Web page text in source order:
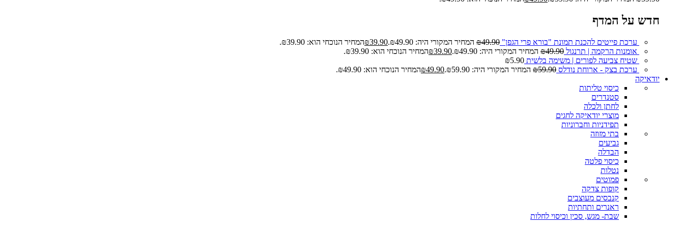
חדש על המדף
ערכת פייטים להכנת תמונת "בורא פרי הגפן" ₪49.90 המחיר המקורי היה: ₪49.90. ₪39.90
המחיר הנוכחי הוא: ₪39.90.
אומנות הרקמה | תרנגול
₪49.90 המחיר המקורי היה: ₪49.90. ₪39.90
המחיר הנוכחי הוא: ₪39.90.
שטיח צביעה לפורים | משימה בלשית
₪5.90
ערכת בצק - ארוחת נודלס
₪59.90 המחיר המקורי היה: ₪59.90. ₪49.90
המחיר הנוכחי הוא: ₪49.90.
יודאיקה
כיסוי טליתות
סטנדרים
לחתן ולכלה
מוצרי יודאיקה לחגים
תפידניות וחברוניות
בתי מזוזה
גביעים
הבדלה
כיסוי פלטה
נטלות
פמוטים
קופות צדקה
קנבסים מעוצבים
ראנרים ותחתיות
שבת- מגש, סכין וכיסוי לחלות